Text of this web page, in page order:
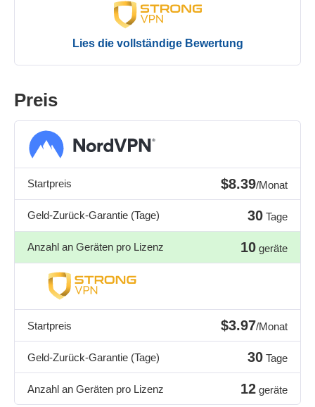
Lies die vollständige Bewertung
Preis
Startpreis $8.39/Monat
Geld-Zurück-Garantie (Tage) 30 Tage
Anzahl an Geräten pro Lizenz 10 geräte
Startpreis $3.97/Monat
Geld-Zurück-Garantie (Tage) 30 Tage
Anzahl an Geräten pro Lizenz 12 geräte